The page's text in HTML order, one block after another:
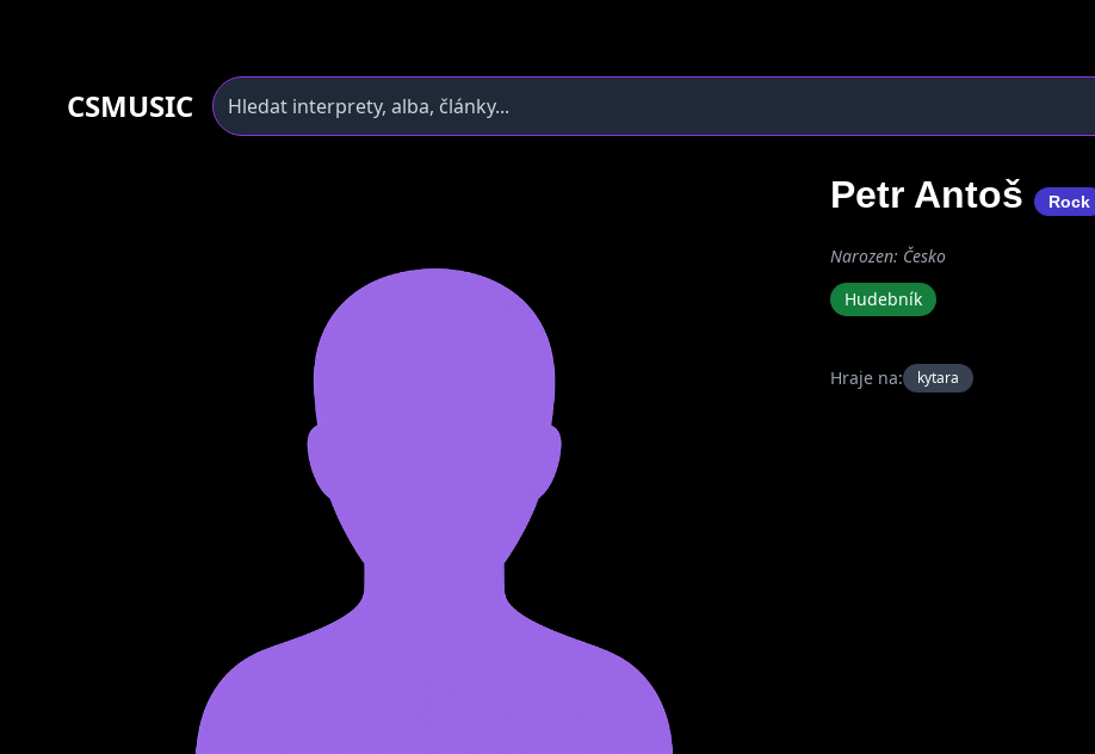
CSMUSIC
Petr Antoš Rock
Narozen: Česko
Hudebník
Hraje na: kytara